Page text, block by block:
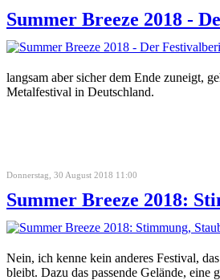
Summer Breeze 2018 -
langsam aber sicher dem Ende zuneigt,
Metalfestival in Deutschland.
Donnerstag, 30 August 2018 11:00
Summer Breeze 2018:
Nein, ich kenne kein anderes Festival,
bleibt. Dazu das passende Gelände, eine